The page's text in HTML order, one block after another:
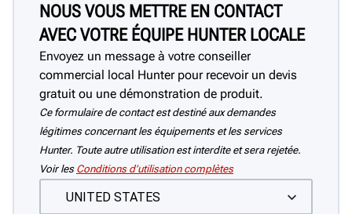
NOUS VOUS METTRE EN CONTACT
AVEC VOTRE ÉQUIPE HUNTER LOCALE
Envoyez un message à votre conseiller
commercial local Hunter pour recevoir un devis
gratuit ou une démonstration de produit.
Ce formulaire de contact est destiné aux demandes
légitimes concernant les équipements et les services
Hunter. Toute autre utilisation est interdite et sera rejetée.
Voir les Conditions d’utilisation complètes